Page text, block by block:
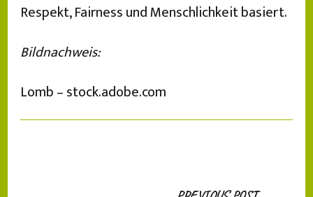
Respekt, Fairness und Menschlichkeit basiert.
Bildnachweis:
Lomb – stock.adobe.com